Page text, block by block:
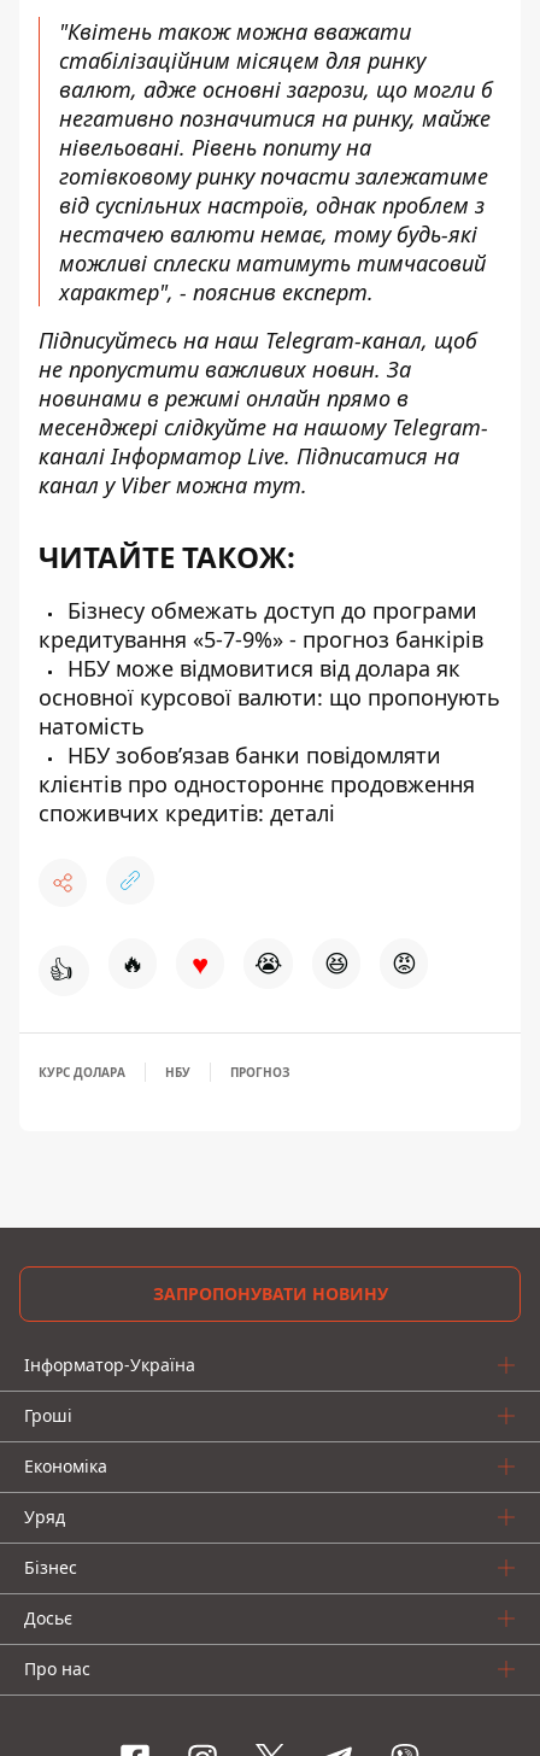
"Квітень також можна вважати
стабілізаційним місяцем для ринку
валют, адже основні загрози, що могли б
негативно позначитися на ринку, майже
нівельовані. Рівень попиту на
готівковому ринку почасти залежатиме
від суспільних настроїв, однак проблем з
нестачею валюти немає, тому будь-які
можливі сплески матимуть тимчасовий
характер", - пояснив експерт.
Підписуйтесь на наш Telegram-канал, щоб
не пропустити важливих новин. За
новинами в режимі онлайн прямо в
месенджері слідкуйте на нашому Telegram-
каналіІнформатор Live. Підписатися на
канал у Viber можна тут.
ЧИТАЙТЕ ТАКОЖ:
Бізнесу обмежать доступ до програми
кредитування «5-7-9%» - прогноз банкірів
НБУ може відмовитися від долара як
основної курсової валюти: що пропонують
натомість
НБУ зобов’язав банки повідомляти
клієнтів про одностороннє продовження
споживчих кредитів: деталі
👍 🔥 ♥ 😭 😆 😡
КУРС ДОЛАРА НБУ ПРОГНОЗ
ЗАПРОПОНУВАТИ НОВИНУ
Інформатор-Україна
Гроші
Економіка
Уряд
Бізнес
Досьє
Про нас